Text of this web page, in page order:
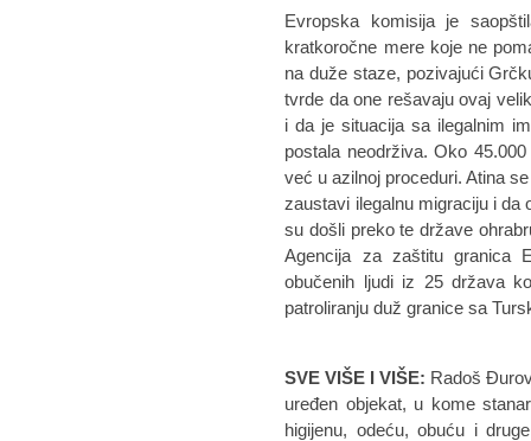
Evropska komisija je
kratkoročne mere koje ne
na duže staze, pozivajući
tvrde da one rešavaju ovaj
i da je situacija sa ilegalnim
postala neodrživa. Oko
već u azilnoj proceduri. Atina
zaustavi ilegalnu migraciju i da
su došli preko te države
Agencija za zaštitu granica
obučenih ljudi iz 25 država
patroliranju duž granice sa
SVE VIŠE I VIŠE: Radoš
uređen objekat, u kome
higijenu, odeću, obuću i